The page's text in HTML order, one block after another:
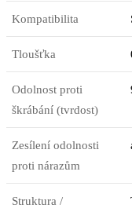
Kompatibilita
Tloušťka
Odolnost proti
škrábání (tvrdost)
Zesílení odolnosti
proti nárazům
Struktura /